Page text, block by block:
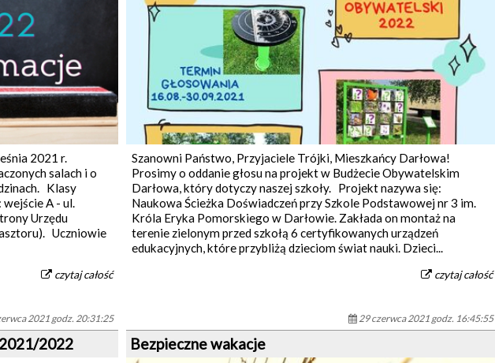
2021 r.
salach i o
Klasy
A - ul.
Urzędu
Uczniowie
czytaj całość
Szanowni Państwo, Przyjaciele Trójki, Mieszkańcy Darłowa!
Prosimy o oddanie głosu na projekt w Budżecie Obywatelskim
Darłowa, który dotyczy naszej szkoły. Projekt nazywa się:
Naukowa Ścieżka Doświadczeń przy Szkole Podstawowej nr 3 im.
Króla Eryka Pomorskiego w Darłowie. Zakłada on montaż na
terenie zielonym przed szkołą 6 certyfikowanych urządzeń
edukacyjnych, które przybliżą dzieciom świat nauki. Dzieci...
czytaj całość
2021 godz. 20:31:25
2022
29 czerwca 2021 godz. 16:45:55
Bezpieczne wakacje